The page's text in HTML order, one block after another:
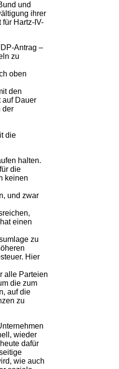
und
ihrer
Hartz-IV-
Antrag –
zu
oben
den
auf Dauer
der
die
halten.
die
keinen
und zwar
einen
zu
Hier
alle Parteien
die zum
auf die
zu
wieder
dafür
wie auch